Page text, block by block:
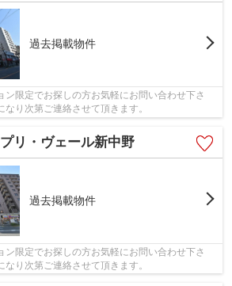
過去掲載物件
ン限定でお探しの方お気軽にお問い合わせ下さ
なり次第ご連絡させて頂きます。
プリ・ヴェール新中野
過去掲載物件
ン限定でお探しの方お気軽にお問い合わせ下さ
なり次第ご連絡させて頂きます。